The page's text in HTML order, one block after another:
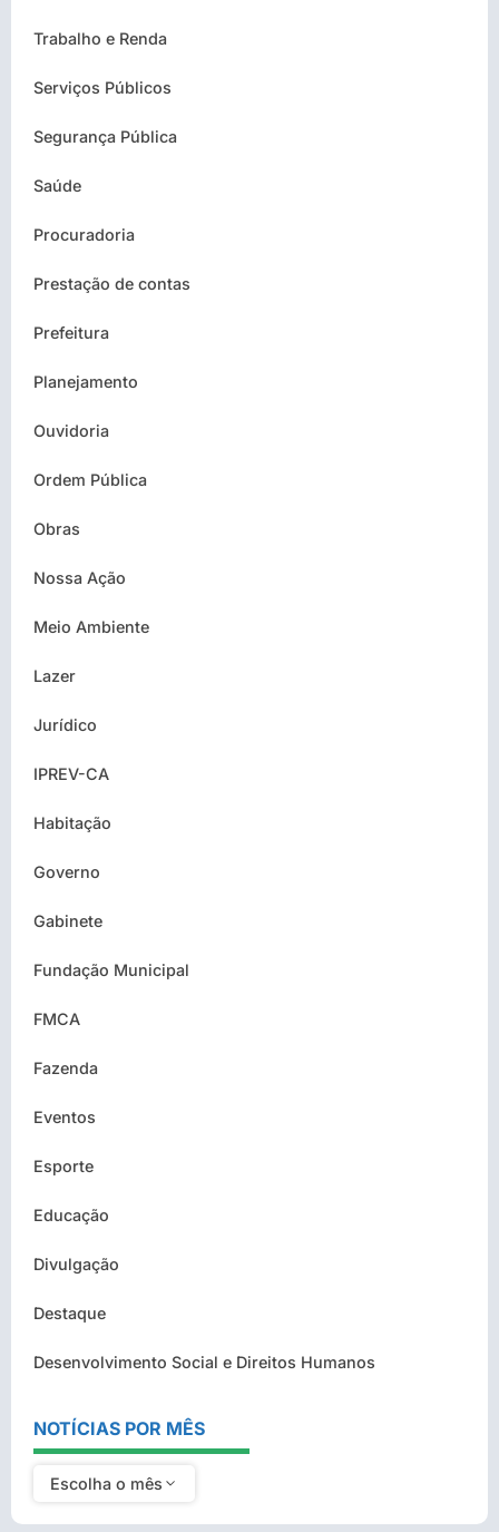
Trabalho e Renda
Serviços Públicos
Segurança Pública
Saúde
Procuradoria
Prestação de contas
Prefeitura
Planejamento
Ouvidoria
Ordem Pública
Obras
Nossa Ação
Meio Ambiente
Lazer
Jurídico
IPREV-CA
Habitação
Governo
Gabinete
Fundação Municipal
FMCA
Fazenda
Eventos
Esporte
Educação
Divulgação
Destaque
Desenvolvimento Social e Direitos Humanos
NOTÍCIAS POR MÊS
Escolha o mês